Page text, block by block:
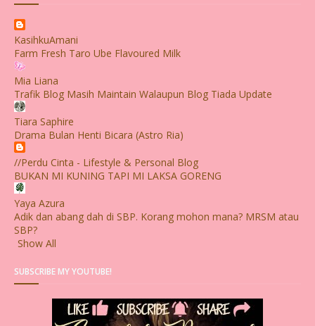
KasihkuAmani
Farm Fresh Taro Ube Flavoured Milk
Mia Liana
Trafik Blog Masih Maintain Walaupun Blog Tiada Update
Tiara Saphire
Drama Bulan Henti Bicara (Astro Ria)
//Perdu Cinta - Lifestyle & Personal Blog
BUKAN MI KUNING TAPI MI LAKSA GORENG
Yaya Azura
Adik dan abang dah di SBP. Korang mohon mana? MRSM atau
SBP?
Show All
SUBSCRIBE MY YOUTUBE!